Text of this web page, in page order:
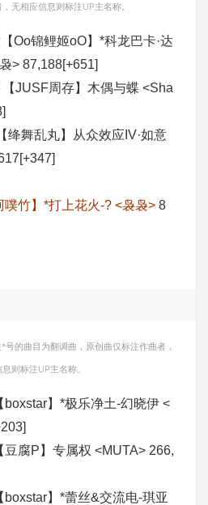
无相应信息则标注UP主名称。
Oo锦鲤姬oO】*科龙巴卡·达
> 87,188[+651]
JUSF周存】木偶与蝶 <Sha
绛舞乱丸】从众效应IV·如意
噗竹】*打上花火-? <袅袅> 8
的曲目为翻调曲，原创曲仅标注作曲者，
则标注UP主名称。
】*极乐净土-幻晓伊 <
腐P】专属权 <MUTA> 266,
】*蕾丝&交流电-琪亚